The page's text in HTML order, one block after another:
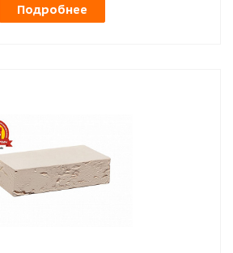
Подробнее